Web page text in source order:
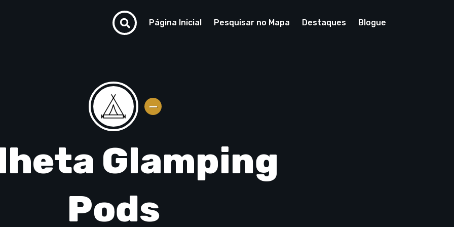
Página Inicial Pesquisar no Mapa Destaques Blogue
Glamping
Pods